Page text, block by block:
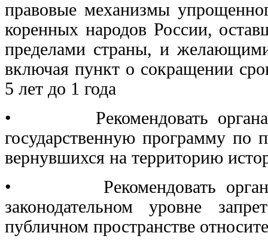
правовые механизмы
коренных народов России,
пределами страны, и
включая пункт о сокращении
5 лет до 1 года
• Рекомендовать органам
государственную программу по
вернувшихся на территорию
• Рекомендовать органам
законодательном уровне
публичном пространстве